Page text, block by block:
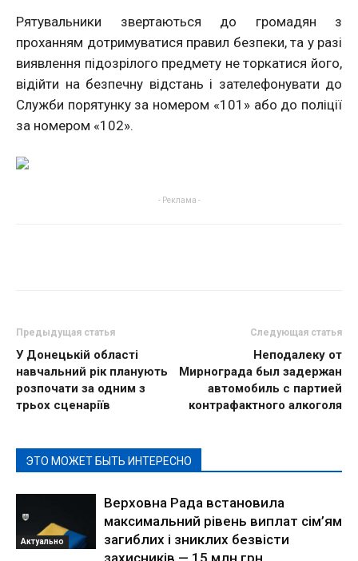
Рятувальники звертаються до громадян з
проханням дотримуватися правил безпеки, та у разі
виявлення підозрілого предмету не торкатися його,
відійти на безпечну відстань і зателефонувати до
Служби порятунку за номером «101» або до поліції
за номером «102».
- Реклама -
Предыдущая статья
У Донецькій області
навчальний рік планують
розпочати за одним з
трьох сценаріїв
Следующая статья
Неподалеку от
Мирнограда был задержан
автомобиль с партией
контрафактного алкоголя
ЭТО МОЖЕТ БЫТЬ ИНТЕРЕСНО
Актуально
Верховна Рада встановила
максимальний рівень виплат сім’ям
загиблих і зниклих безвісти